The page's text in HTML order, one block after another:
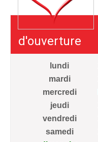
d'ouverture
lundi
mardi
mercredi
jeudi
vendredi
samedi